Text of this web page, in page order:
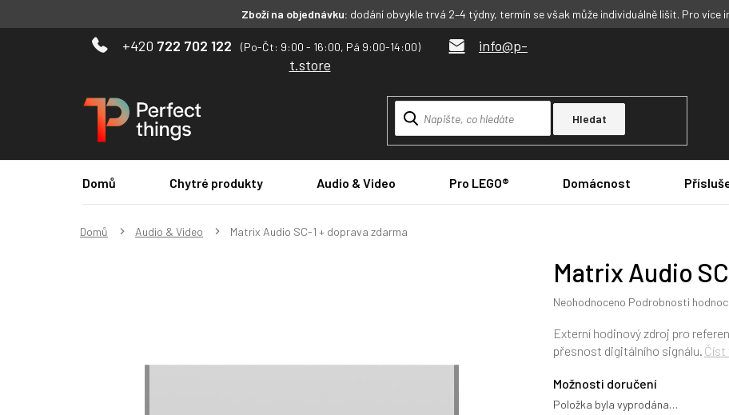
Zboží na objednávku: dodání obvykle trvá 2–4 týdny, termín se však může individuálně lišit. Pro více
722 702 122
info@p-
t.store
Hledat
Domů
Chytré produkty Audio & Video Pro LEGO® Domácnost
Domů Audio & Video Matrix Audio SC-1 + doprava zdarma
Možnosti doručení
Položka byla vyprodána…
Externí hodinový zdroj pro
přesnost digitálního signálu. Číst
Matrix Audio
Průměrné
produktu
je
0,0
z
5
hvězdiček.
Neohodnoceno Podrobnosti